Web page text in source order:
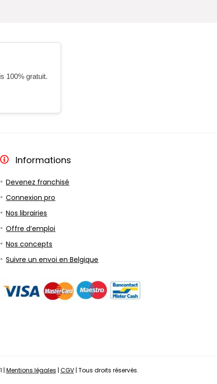
100% gratuit.
Informations
Devenez franchisé
Connexion pro
Nos librairies
Offre d’emploi
Nos concepts
Suivre un envoi en Belgique
| Mentions légales | CGV| Tous droits réservés.